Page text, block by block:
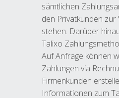
sämtlichen
den Privatkunden zur
stehen. Darüber
Talixo
Auf Anfrage können
Zahlungen via
Firmenkunden
Informationen zum